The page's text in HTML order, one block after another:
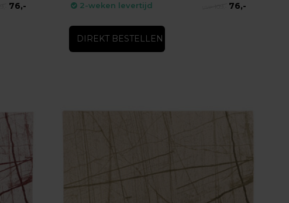
76,- 2-weken levertijd 76,-
DIREKT BESTELLEN